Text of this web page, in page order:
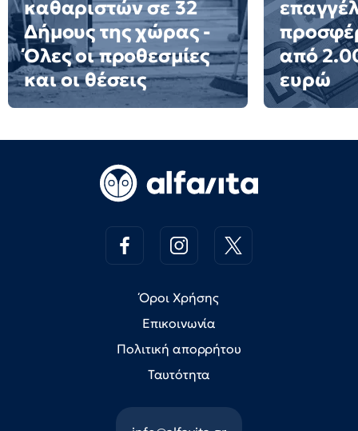
καθαριστών σε 32
Δήμους της χώρας -
Όλες οι προθεσμίες
και οι θέσεις
από
ευρώ
Όροι Χρήσης
Επικοινωνία
Πολιτική απορρήτου
Ταυτότητα